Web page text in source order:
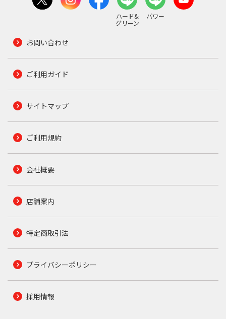
ハード&
グリーン
パワー
お問い合わせ
ご利用ガイド
サイトマップ
ご利用規約
会社概要
店舗案内
特定商取引法
プライバシーポリシー
採用情報